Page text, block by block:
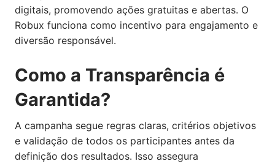
digitais, promovendo ações gratuitas e abertas. O
Robux funciona como incentivo para engajamento e
diversão responsável.
Como a Transparência é
Garantida?
A campanha segue regras claras, critérios objetivos
e validação de todos os participantes antes da
definição dos resultados. Isso assegura